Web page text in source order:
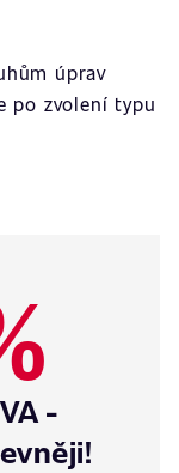
úprav
po zvolení typu
-